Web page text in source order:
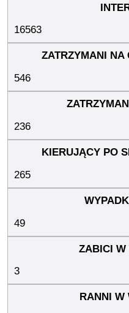
16563
546
236
265
49
3